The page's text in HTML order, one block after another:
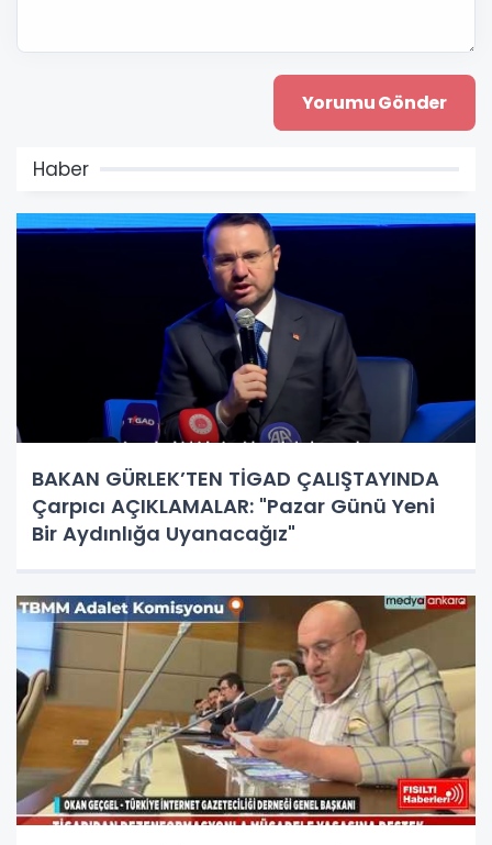
Haber
BAKAN GÜRLEK’TEN TİGAD ÇALIŞTAYINDA
Çarpıcı AÇIKLAMALAR: "Pazar Günü Yeni
Bir Aydınlığa Uyanacağız"